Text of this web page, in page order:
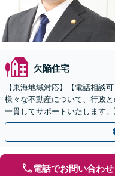
欠陥住宅
【東海地域対応】【電話相談
様々な不動産について、行政
一貫してサポートいたします
や、解決が難航している案件
電話でお問い合わせ